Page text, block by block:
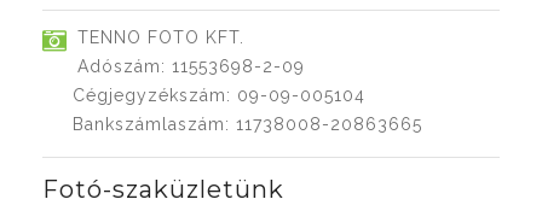
TENNO FOTO KFT.
Adószám: 11553698-2-09
Cégjegyzékszám: 09-09-005104
Bankszámlaszám: 11738008-20863665
Fotó-szaküzletünk